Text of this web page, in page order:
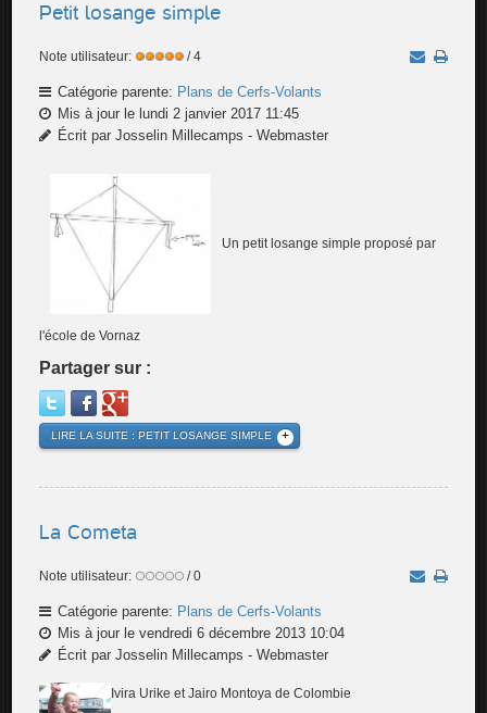
Petit losange simple
Note utilisateur: / 4
Catégorie parente: Plans de Cerfs-Volants
Mis à jour le lundi 2 janvier 2017 11:45
Écrit par Josselin Millecamps - Webmaster
Un petit losange simple proposé par
l'école de Vornaz
Partager sur :
LIRE LA SUITE : PETIT LOSANGE SIMPLE
La Cometa
Note utilisateur: / 0
Catégorie parente: Plans de Cerfs-Volants
Mis à jour le vendredi 6 décembre 2013 10:04
Écrit par Josselin Millecamps - Webmaster
Ivira Urike et Jairo Montoya de Colombie